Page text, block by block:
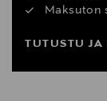
Maksuton
TUTUSTU